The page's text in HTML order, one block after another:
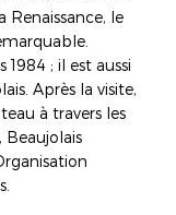
le
; il est aussi
Après la visite,
à travers les
Beaujolais